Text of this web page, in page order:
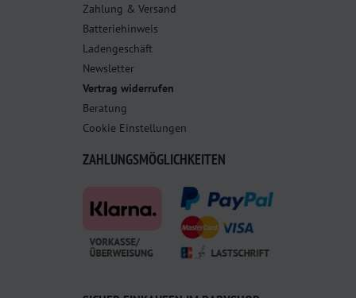
Zahlung & Versand
Batteriehinweis
Ladengeschäft
Newsletter
Vertrag widerrufen
Beratung
Cookie Einstellungen
ZAHLUNGSMÖGLICHKEITEN